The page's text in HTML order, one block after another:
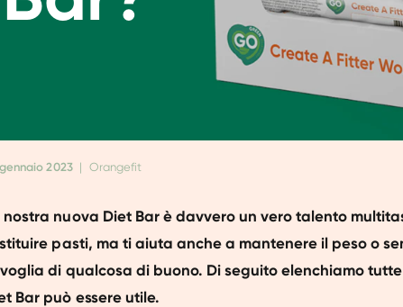
2023 | Orangefit
nostra nuova Diet Bar è davvero un vero talento
pasti, ma ti aiuta anche a mantenere il peso o
di qualcosa di buono. Di seguito elenchiamo
Bar può essere utile.